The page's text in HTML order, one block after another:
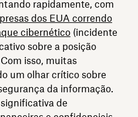
rapidamente, com
dos EUA correndo
cibernético (incidente
sobre a posição
isso, muitas
um olhar crítico sobre
da informação.
de